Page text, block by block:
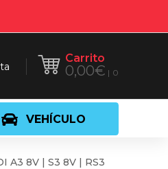
Carrito
0,00€ 0
VEHÍCULO
A3 8V | S3 8V | RS3